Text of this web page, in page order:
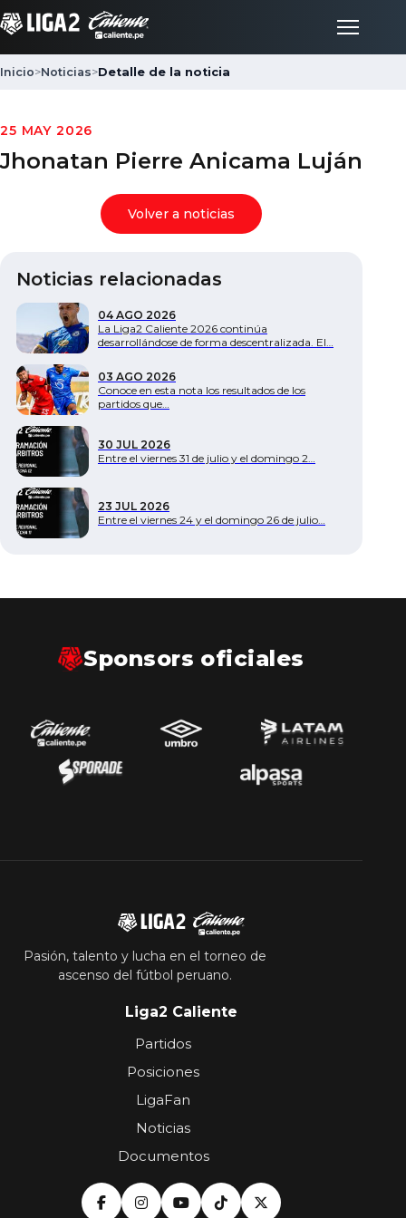
Inicio
LigaFan
Clubes
Noticias
Documentos
Inicio>Noticias>Detalle de la noticia
25 MAY 2026
Jhonatan Pierre Anicama Luján
Volver a noticias
Noticias relacionadas
04 AGO 2026
La Liga2 Caliente 2026 continúa
desarrollándose de forma descentralizada. El…
03 AGO 2026
Conoce en esta nota los resultados de los
partidos que…
30 JUL 2026
Entre el viernes 31 de julio y el domingo 2…
23 JUL 2026
Entre el viernes 24 y el domingo 26 de julio…
Sponsors oficiales
Pasión, talento y lucha en el torneo de
ascenso del fútbol peruano.
Liga2 Caliente
Partidos
Posiciones
LigaFan
Noticias
Documentos